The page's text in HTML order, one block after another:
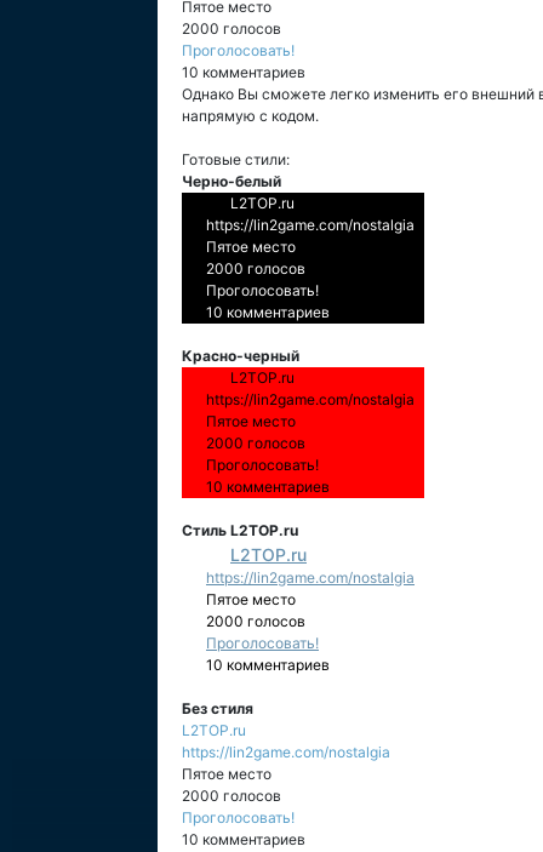
Пятое место
2000 голосов
Проголосовать!
10 комментариев
Однако Вы сможете легко изменить его
напрямую с кодом.
Готовые стили:
Черно-белый
L2TOP.ru
https://lin2game.com/nostalgia
Пятое место
2000 голосов
Проголосовать!
10 комментариев
Красно-черный
L2TOP.ru
https://lin2game.com/nostalgia
Пятое место
2000 голосов
Проголосовать!
10 комментариев
Стиль L2TOP.ru
L2TOP.ru
https://lin2game.com/nostalgia
Пятое место
2000 голосов
Проголосовать!
10 комментариев
Без стиля
L2TOP.ru
https://lin2game.com/nostalgia
Пятое место
2000 голосов
Проголосовать!
10 комментариев